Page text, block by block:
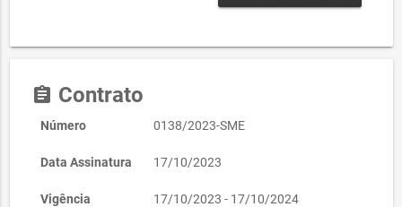
assignment Contrato
Número 0138/2023-SME
Data Assinatura 17/10/2023
Vigência 17/10/2023 - 17/10/2024